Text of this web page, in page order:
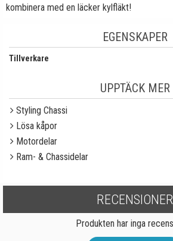
kombinera med en läcker kylfläkt!
EGENSKAPER
Tillverkare
UPPTÄCK MER
Styling Chassi
Lösa kåpor
Motordelar
Ram- & Chassidelar
RECENSIONER
Produkten har inga